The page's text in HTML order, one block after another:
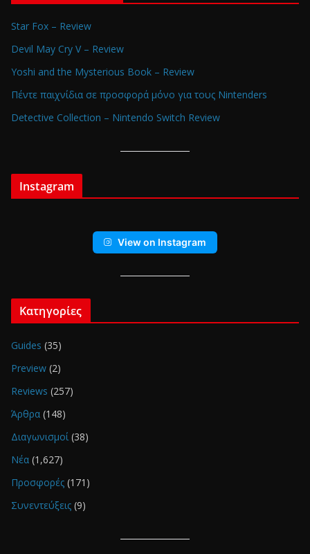
Star Fox – Review
Devil May Cry V – Review
Yoshi and the Mysterious Book – Review
Πέντε παιχνίδια σε προσφορά μόνο για τους Nintenders
Detective Collection – Nintendo Switch Review
Instagram
View on Instagram
Κατηγορίες
Guides (35)
Preview (2)
Reviews (257)
Άρθρα (148)
Διαγωνισμοί (38)
Νέα (1,627)
Προσφορές (171)
Συνεντεύξεις (9)